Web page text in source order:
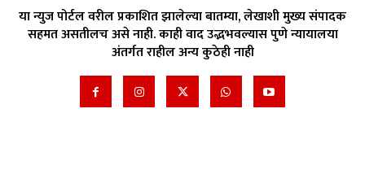
या न्युज पोर्टल वरील प्रकाशित झालेल्या बातम्या, लेखाशी मुख्य संपादक
सहमत असतीलच असे नाही. काही वाद उद्भभवल्यास पुणे न्यायालया
अंतर्गत राहील अन्य कुठेही नाही